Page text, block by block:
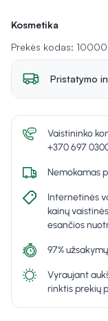
Kosmetika
Prekės kodas:
Pristatymo
Vaistininko
+370 697
Nemokamas
Internetinės
kainų
esančios
97%
Vyraujant
rinktis prekių